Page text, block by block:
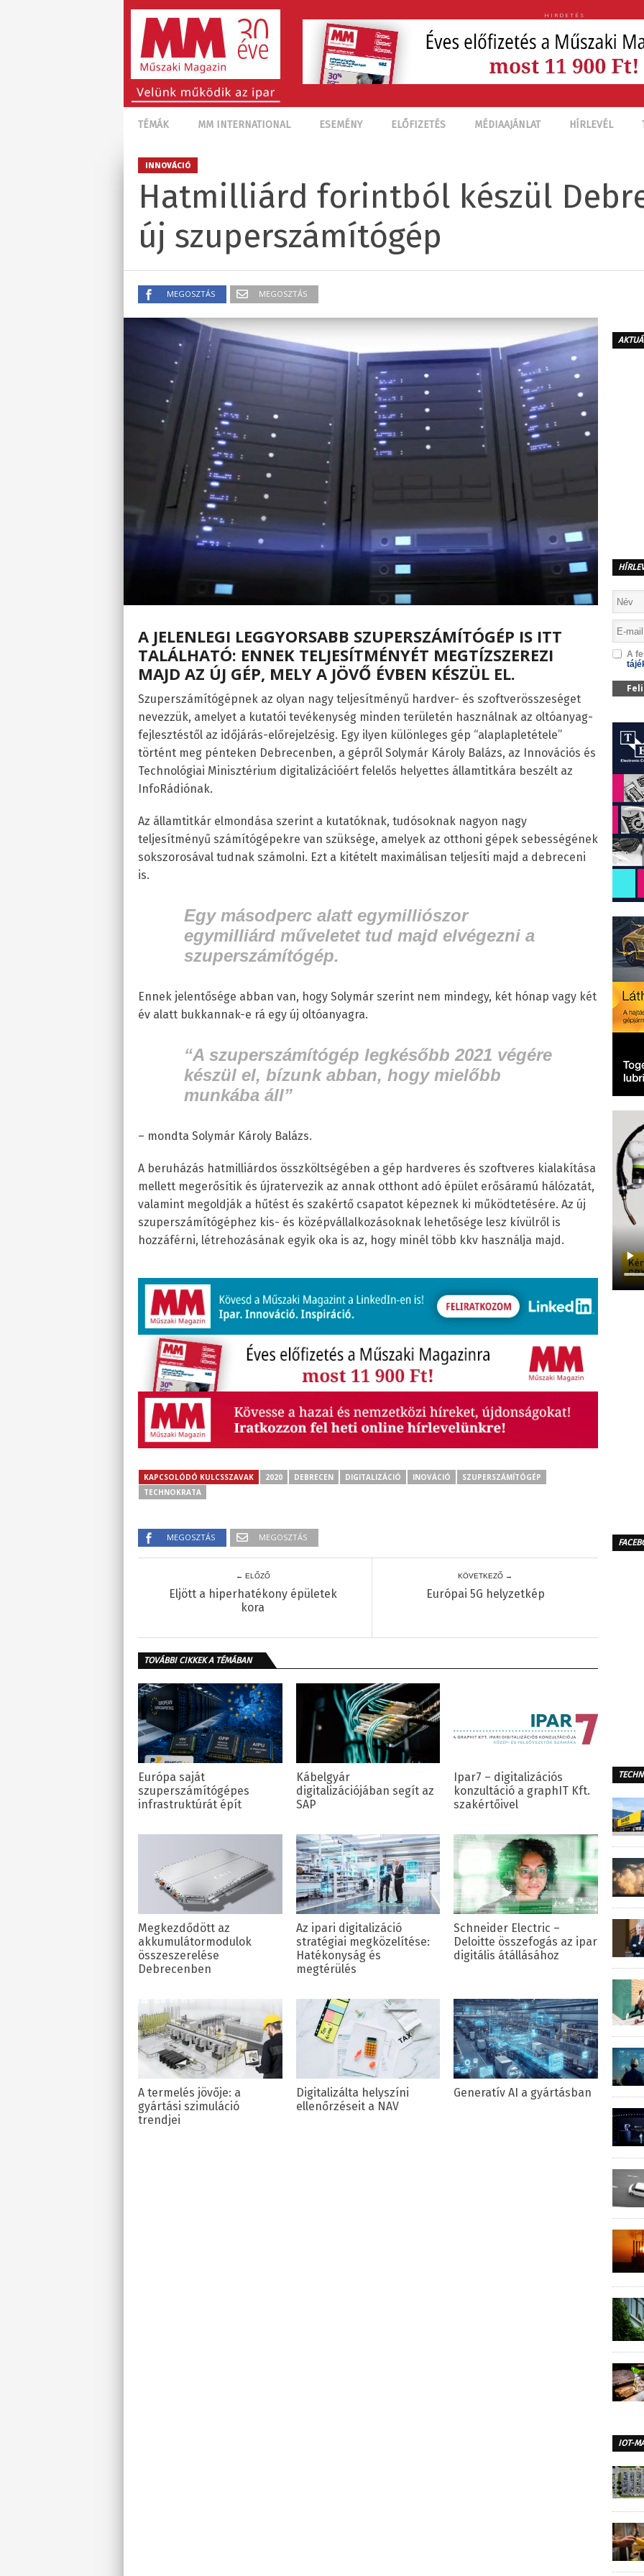
HIRDETÉS
TÉMÁK MM INTERNATIONAL ESEMÉNY ELŐFIZETÉS MÉDIAAJÁNLAT HÍRLEVÉL
INNOVÁCIÓ
Hatmilliárd forintból készül
új szuperszámítógép
MEGOSZTÁS MEGOSZTÁS
A JELENLEGI LEGGYORSABB SZUPERSZÁMÍTÓGÉP IS ITT
TALÁLHATÓ: ENNEK TELJESÍTMÉNYÉT MEGTÍZSZEREZI
MAJD AZ ÚJ GÉP, MELY A JÖVŐ ÉVBEN KÉSZÜL EL.
Szuperszámítógépnek az olyan nagy teljesítményű hardver- és szoftverösszeséget
nevezzük, amelyet a kutatói tevékenység minden területén használnak az oltóanyag-
fejlesztéstől az időjárás-előrejelzésig. Egy ilyen különleges gép “alaplapletétele”
történt meg pénteken Debrecenben, a gépről Solymár Károly Balázs, az Innovációs és
Technológiai Minisztérium digitalizációért felelős helyettes államtitkára beszélt az
InfoRádiónak.
Az államtitkár elmondása szerint a kutatóknak, tudósoknak nagyon nagy
teljesítményű számítógépekre van szüksége, amelyek az otthoni gépek sebességének
sokszorosával tudnak számolni. Ezt a kitételt maximálisan teljesíti majd a debreceni
is.
Egy másodperc alatt egymilliószor
egymilliárd műveletet tud majd elvégezni a
szuperszámítógép.
Ennek jelentősége abban van, hogy Solymár szerint nem mindegy, két hónap vagy két
év alatt bukkannak-e rá egy új oltóanyagra.
“A szuperszámítógép legkésőbb 2021 végére
készül el, bízunk abban, hogy mielőbb
munkába áll”
– mondta Solymár Károly Balázs.
A beruházás hatmilliárdos összköltségében a gép hardveres és szoftveres kialakítása
mellett megerősítik és újratervezik az annak otthont adó épület erősáramú hálózatát,
valamint megoldják a hűtést és szakértő csapatot képeznek ki működtetésére. Az új
szuperszámítógéphez kis- és középvállalkozásoknak lehetősége lesz kívülről is
hozzáférni, létrehozásának egyik oka is az, hogy minél több kkv használja majd.
KAPCSOLÓDÓ KULCSSZAVAK 2020 DEBRECEN DIGITALIZÁCIÓ INOVÁCIÓ
SZUPERSZÁMÍTÓGÉP
TECHNOKRATA
MEGOSZTÁS MEGOSZTÁS
← ELŐZŐ
Eljött a hiperhatékony épületek
kora
KÖVETKEZŐ →
Európai 5G helyzetkép
TOVÁBBI CIKKEK A TÉMÁBAN
Európa saját
szuperszámítógépes
infrastruktúrát épít
Kábelgyár
digitalizációjában segít az
SAP
Ipar7 – digitalizációs
konzultáció a graphIT Kft.
szakértőivel
Megkezdődött az
akkumulátormodulok
összeszerelése
Debrecenben
Az ipari digitalizáció
stratégiai megközelítése:
Hatékonyság és
megtérülés
Schneider Electric –
Deloitte összefogás az ipar
digitális átállásához
A termelés jövője: a
gyártási szimuláció
trendjei
Digitalizálta helyszíni
ellenőrzéseit a NAV
Generatív AI a gyártásban
A
IOT-